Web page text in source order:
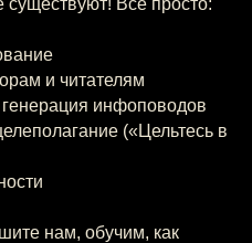
Всё просто:
и читателям
инфоповодов
(«Цельтесь в
нам, обучим, как